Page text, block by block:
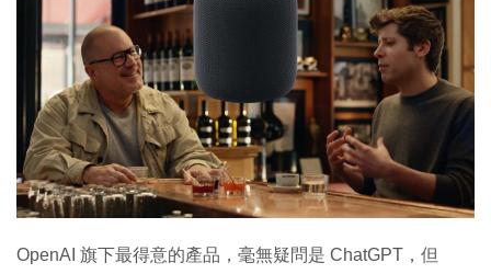
OpenAI 旗下最得意的產品，毫無疑問是 ChatGPT，但